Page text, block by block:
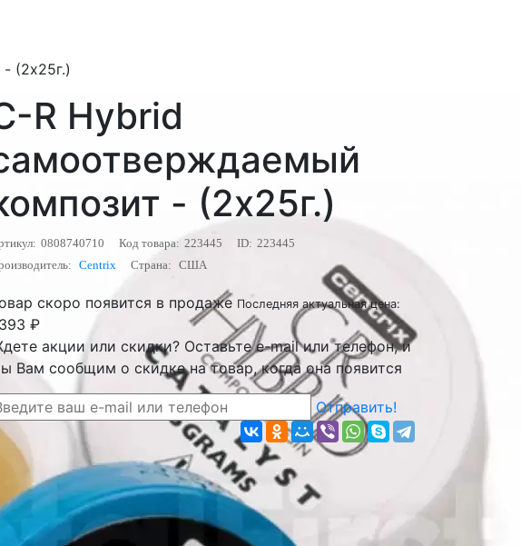
(2х25г.)
R Hybrid
- (2х25г.)
0808740710 Код товара: 223445 ID: 223445
Centrix Страна: США
скоро появится в продаже Последняя актуальная цена:
₽
акции или скидки? Оставьте e-mail или телефон, и
Вам сообщим о скидке на товар, когда она появится
Отправить!